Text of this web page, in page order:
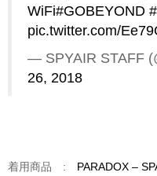
WiFi#GOBEYOND
pic.twitter.com/
— SPYAIR STAFF
26, 2018
着用商品 : PARADOX –